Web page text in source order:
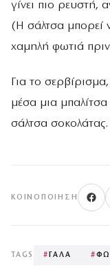
γίνει πιο ρευστή,
(Η σάλτσα μπορεί
χαμηλή φωτιά
Για το
μέσα μια
σάλτσα σοκολάτας.
ΚΟΙΝΟΠΟΊΗΣΗ
TAGS # ΓΑΛΑ #